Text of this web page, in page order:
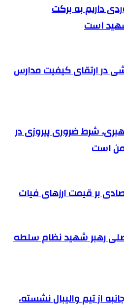
داریم به برکت
است
در ارتقای کیفیت مدارس
شرط ضروری پیروزی در
است
بر قیمت ارزهای فیات
رهبر شهید نظام سلطه
از تیم والیبال نشسته،